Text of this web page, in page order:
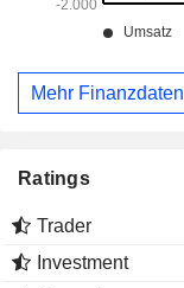
Mehr Finanzdaten
Ratings
Trader
Investment